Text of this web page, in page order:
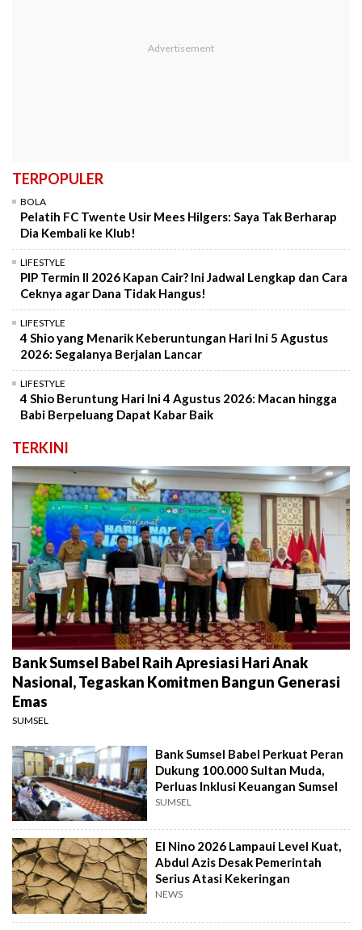
TERPOPULER
BOLA
Pelatih FC Twente Usir Mees Hilgers: Saya Tak Berharap
Dia Kembali ke Klub!
LIFESTYLE
PIP Termin II 2026 Kapan Cair? Ini Jadwal Lengkap dan Cara
Ceknya agar Dana Tidak Hangus!
LIFESTYLE
4 Shio yang Menarik Keberuntungan Hari Ini 5 Agustus
2026: Segalanya Berjalan Lancar
LIFESTYLE
4 Shio Beruntung Hari Ini 4 Agustus 2026: Macan hingga
Babi Berpeluang Dapat Kabar Baik
TERKINI
Bank Sumsel Babel Raih Apresiasi Hari Anak
Nasional, Tegaskan Komitmen Bangun Generasi
Emas
SUMSEL
Bank Sumsel Babel Perkuat Peran
Dukung 100.000 Sultan Muda,
Perluas Inklusi Keuangan Sumsel
SUMSEL
El Nino 2026 Lampaui Level Kuat,
Abdul Azis Desak Pemerintah
Serius Atasi Kekeringan
NEWS